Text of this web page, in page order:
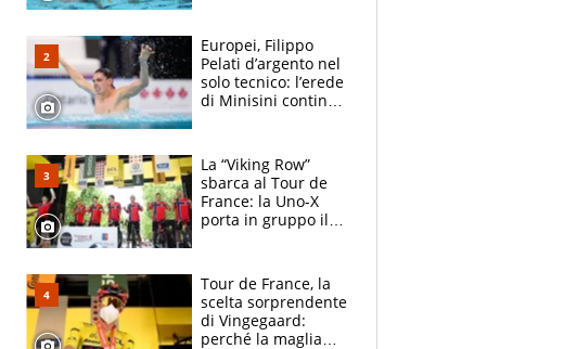
e compagni
continuare
Europei, Filippo
Pelati d’argento nel
solo tecnico: l’erede
di Minisini continua
mirino
La “Viking Row”
sbarca al Tour de
France: la Uno-X
porta in gruppo il
compagni
Tour de France, la
scelta sorprendente
di Vingegaard:
perché la maglia